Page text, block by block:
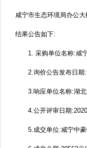
咸宁市生态环境局办公
结果公告如下:
1. 采购单位名称:咸
2.询价公告发布日期
3.响应单位名称:湖
4.公开评审日期
5.成交单位:咸宁中